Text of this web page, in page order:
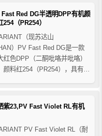
用于中低温加工体系。
Red DG半透明DPP有机颜
（PR254）
（现苏达山
）PV Fast Red DG是一款
红色DPP（二酮吡咯并吡咯）
颜料红254（PR254），具有优
聚烯烃、色母粒、工程塑料及
汽车涂料等着色应用。
紫23,PV Fast Violet RL有机
PV Fast Violet RL（耐